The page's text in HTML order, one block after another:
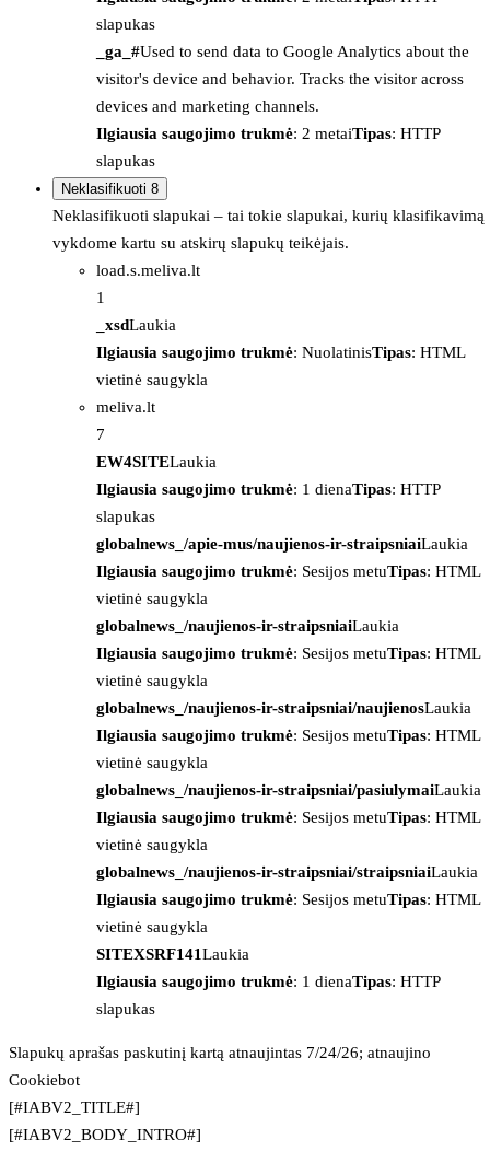
slapukas
_ga_#Used to send data to Google Analytics about the
visitor's device and behavior. Tracks the visitor across
devices and marketing channels.
Ilgiausia saugojimo trukmė: 2 metaiTipas: HTTP
slapukas
Neklasifikuoti 8
Neklasifikuoti slapukai – tai tokie slapukai, kurių klasifikavimą
vykdome kartu su atskirų slapukų teikėjais.
load.s.meliva.lt
1
_xsdLaukia
Ilgiausia saugojimo trukmė: NuolatinisTipas: HTML
vietinė saugykla
meliva.lt
7
EW4SITELaukia
Ilgiausia saugojimo trukmė: 1 dienaTipas: HTTP
slapukas
globalnews_/apie-mus/naujienos-ir-straipsniaiLaukia
Ilgiausia saugojimo trukmė: Sesijos metuTipas: HTML
vietinė saugykla
globalnews_/naujienos-ir-straipsniaiLaukia
Ilgiausia saugojimo trukmė: Sesijos metuTipas: HTML
vietinė saugykla
globalnews_/naujienos-ir-straipsniai/naujienosLaukia
Ilgiausia saugojimo trukmė: Sesijos metuTipas: HTML
vietinė saugykla
globalnews_/naujienos-ir-straipsniai/pasiulymaiLaukia
Ilgiausia saugojimo trukmė: Sesijos metuTipas: HTML
vietinė saugykla
globalnews_/naujienos-ir-straipsniai/straipsniaiLaukia
Ilgiausia saugojimo trukmė: Sesijos metuTipas: HTML
vietinė saugykla
SITEXSRF141Laukia
Ilgiausia saugojimo trukmė: 1 dienaTipas: HTTP
slapukas
Slapukų aprašas paskutinį kartą atnaujintas 7/24/26; atnaujino
Cookiebot
[#IABV2_TITLE#]
[#IABV2_BODY_INTRO#]